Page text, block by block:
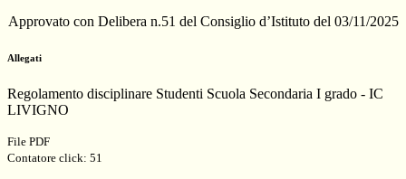
Approvato con Delibera n.51 del Consiglio d’Istituto del 03/11/2025
Allegati
Regolamento disciplinare Studenti Scuola Secondaria I grado - IC
LIVIGNO
File PDF
Contatore click: 51